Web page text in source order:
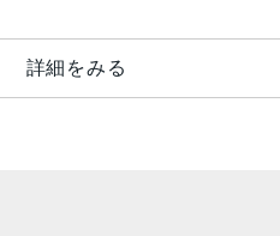
詳細をみる